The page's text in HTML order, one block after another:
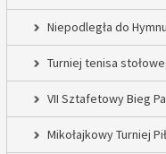
Niepodległa do
Turniej tenisa
VII Sztafetowy Bieg
Mikołajkowy Turniej